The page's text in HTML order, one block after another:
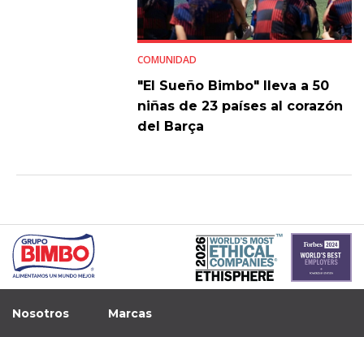
COMUNIDAD
"El Sueño Bimbo" lleva a 50
niñas de 23 países al corazón
del Barça
Nosotros Marcas